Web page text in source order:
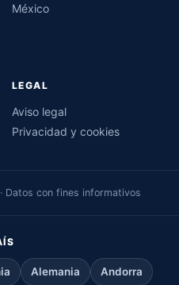
México
LEGAL
Aviso legal
Privacidad y cookies
Datos con fines informativos
Alemania Andorra